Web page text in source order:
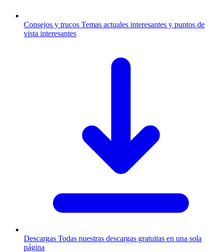
Consejos y trucos Temas actuales interesantes y puntos de
vista interesantes
Descargas Todas nuestras descargas gratuitas en una sola
página